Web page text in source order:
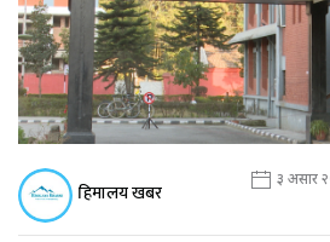
हिमालय खबर ३ असार